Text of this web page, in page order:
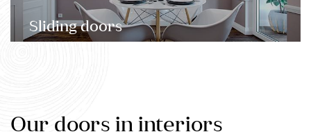
Sliding doors
Our doors in interiors